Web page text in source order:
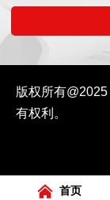
版权所有@2025
有权利。
 首页